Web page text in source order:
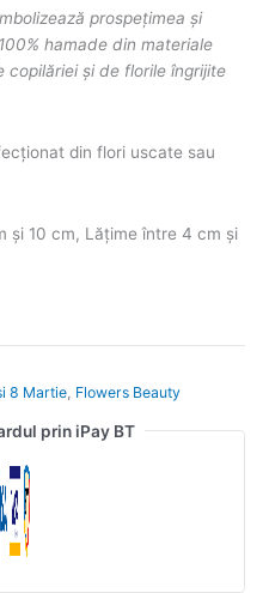
prospețimea și
hamade din materiale
copilăriei și de florile îngrijite
din flori uscate sau
și 10 cm, Lățime între 4 cm și
8 Martie Flowers Beauty
prin iPay BT